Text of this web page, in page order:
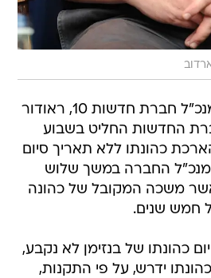
הוארכה כהונתו של מנכ"ל חברת חדשות 10, ראודור
החדשות החליט בשבוע
כהונתו ללא תאריך סיום
כמנכ"ל החברה במשך שלוש
משכה המקובל של כהונה
חמש שנים.
סיום כהונתו של בנזימן לא נקבע,
ידרש, על פי התקנות,